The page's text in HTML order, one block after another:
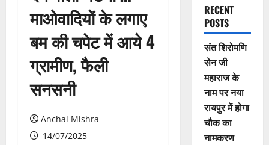
माओवादियों के लगाए
बम की चपेट में आये 4
ग्रामीण, फैली
सनसनी
Anchal Mishra
14/07/2025
RECENT
POSTS
संत शिरोमणि
सेन जी
महाराज के
नाम पर नया
रायपुर में होगा
चौक का
नामकरण